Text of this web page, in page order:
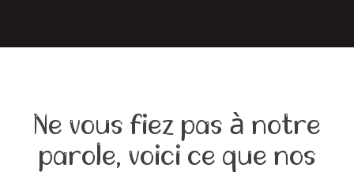
Ne vous fiez pas à notre
parole, voici ce que nos